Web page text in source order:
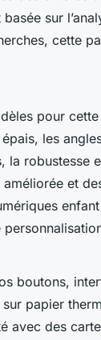
sur
cette
pour cette
les
la robustesse
et
boutons,
papier
avec des